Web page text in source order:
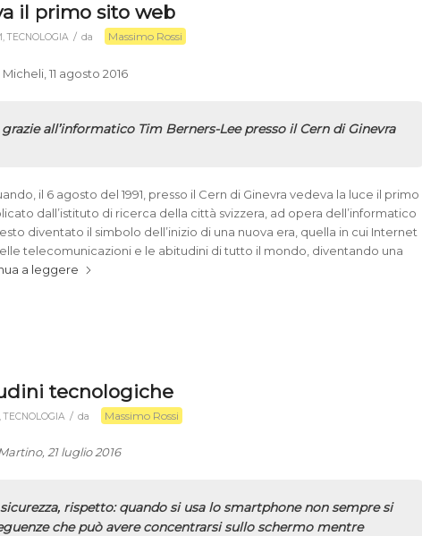
il primo sito web
,TECNOLOGIA / da Massimo Rossi
Micheli, 11 agosto 2016
grazie all’informatico Tim Berners-Lee presso il Cern di Ginevra
il 6 agosto del 1991, presso il Cern di Ginevra vedeva la luce il primo
dall’istituto di ricerca della città svizzera, ad opera dell’informatico
diventato il simbolo dell’inizio di una nuova era, quella in cui Internet
telecomunicazioni e le abitudini di tutto il mondo, diventando una
a leggere
tecnologiche
,TECNOLOGIA / da Massimo Rossi
21 luglio 2016
rispetto: quando si usa lo smartphone non sempre si
che può avere concentrarsi sullo schermo mentre